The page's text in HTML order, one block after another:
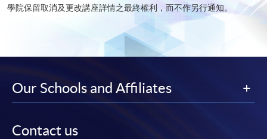
學院保留取消及更改講座詳情之最終權利，而不作另行通知。
Our Schools and Affiliates
Contact us